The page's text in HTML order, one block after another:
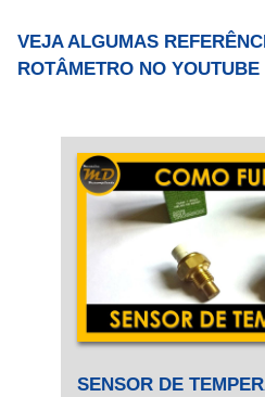
de pontos de ligação.
VEJA ALGUMAS
ROTÂMETRO NO YOUTUBE
SENSOR DE